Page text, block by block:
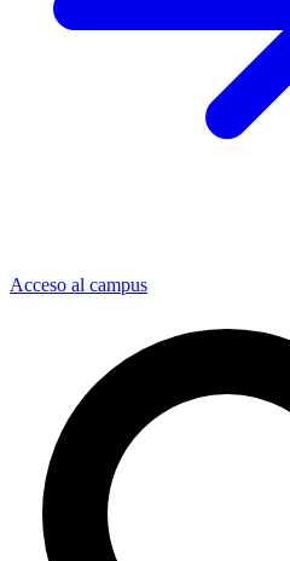
Acceso al campus